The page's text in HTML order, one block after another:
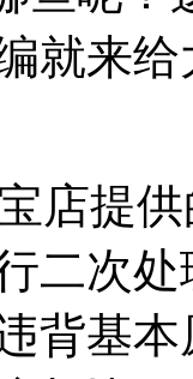
就来
店提
二次
背基